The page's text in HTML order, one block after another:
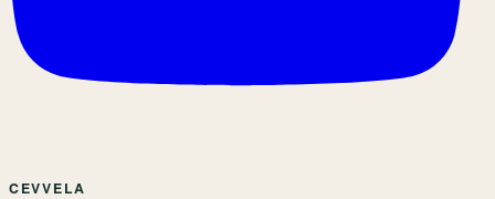
CEVVELA